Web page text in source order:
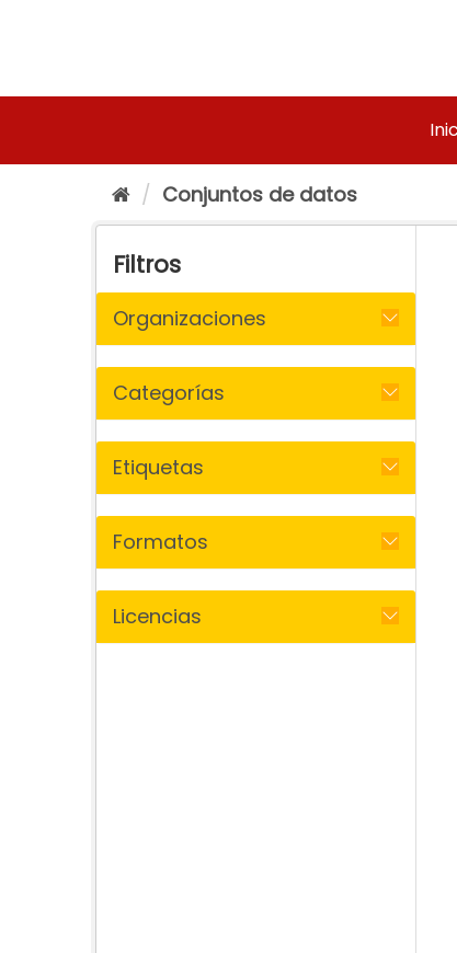
Conjuntos de datos
Filtros
Organizaciones
Categorías
Etiquetas
Formatos
Licencias